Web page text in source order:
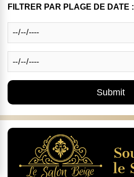
FILTRER PAR PLAGE DE DATE :